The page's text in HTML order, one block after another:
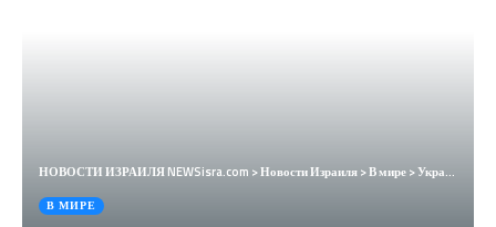
НОВОСТИ ИЗРАИЛЯ NEWSisra.com >Новости Израиля>В мире>Украинцы просто «исчезали»: в Британии беженцев селили к уголовникам (The Independent, Великобритания)
В МИРЕ